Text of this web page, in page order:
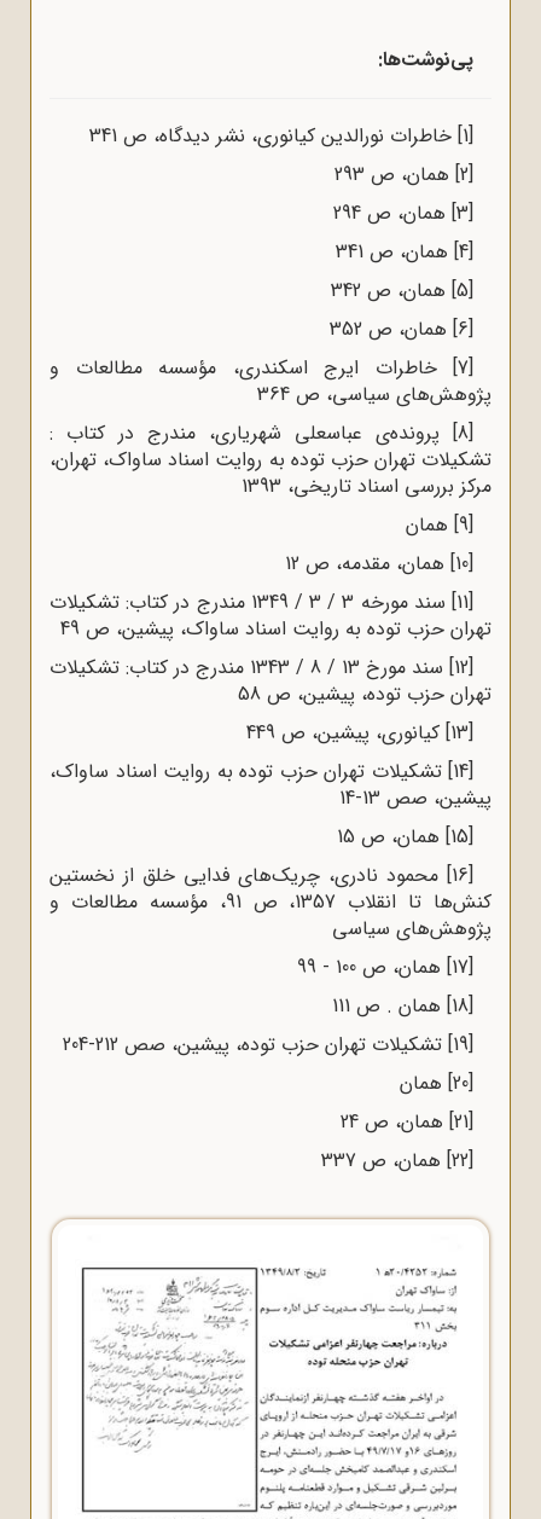
پی‌نوشت‌ها:
[1] خاطرات نورالدین کیانوری، نشر دیدگاه، ص 341
[2] همان، ص 293
[3] همان، ص 294
[4] همان، ص 341
[5] همان، ص 342
[6] همان، ص 352
[7] خاطرات ایرج اسکندری، مؤسسه مطالعات و
پژوهش‌های سیاسی، ص 364
[8] پرونده‌ی عباسعلی شهریاری، مندرج در کتاب :
تشکیلات تهران حزب توده به روایت اسناد ساواک، تهران،
مرکز بررسی اسناد تاریخی، 1393
[9] همان
[10] همان، مقدمه، ص 12
[11]
سند مورخه 3 / 3 / 1349 مندرج در کتاب: تشکیلات
تهران حزب توده به روایت اسناد ساواک، پیشین، ص 49
[12]
سند مورخ 13 / 8 / 1343 مندرج در کتاب: تشکیلات
تهران حزب توده، پیشین، ص 58
[13] کیانوری، پیشین، ص 449
[14] تشکیلات تهران حزب توده به روایت اسناد ساواک،
پیشین، صص 13-14
[15] همان، ص 15
[16] محمود نادری، چریک‌های فدایی خلق از نخستین
کنش‌ها تا انقلاب 1357، ص 91، مؤسسه مطالعات و
پژوهش‌های سیاسی
[17] همان، ص 100 - 99
[18] همان . ص 111
[19] تشکیلات تهران حزب توده، پیشین، صص 212-204
[20] همان
[21] همان، ص 24
[22] همان، ص 337